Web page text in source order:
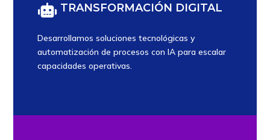
 TRANSFORMACIÓN DIGITAL
Desarrollamos soluciones tecnológicas y
automatización de procesos con IA para escalar
capacidades operativas.